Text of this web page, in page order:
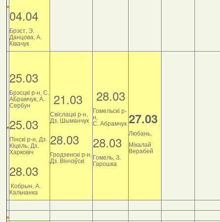
04.04
Брэст, Э.
Данцова, А.
Ківачук
25.03
Брэсцкі р-н, С.
АБрамчук, А.
Сербун
25.03
Пінскі р-н, Дз.
Кіцель, Дз.
Харковіч
28.03
Кобрын, А.
Кальчанка
21.03
Свіслацкі р-н,
Дз. Шыманчук
28.03
Гродзенскі р-н,
Дз. Вінчэўскі
28.03
Гомельскі р-
н,
С. Абрамчук
28.03
Гомель, З.
Гарошка
27.03
Любань,
Мікалай
Верабей